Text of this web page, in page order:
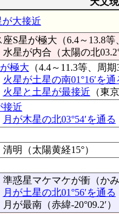
大接近
S星が極大（6.4～13.8等
水星が内合（太陽の北
極大 （4.4～11.3等、周
火星が土星の南01°16′を通
火星と土星が最接近 （東
接近
月が木星の北03°54′を通る
明（太陽黄経15°）
準惑星マケマケが衝（か
月が土星の北01°56′を通る
が最南（赤緯-20°09.2′）